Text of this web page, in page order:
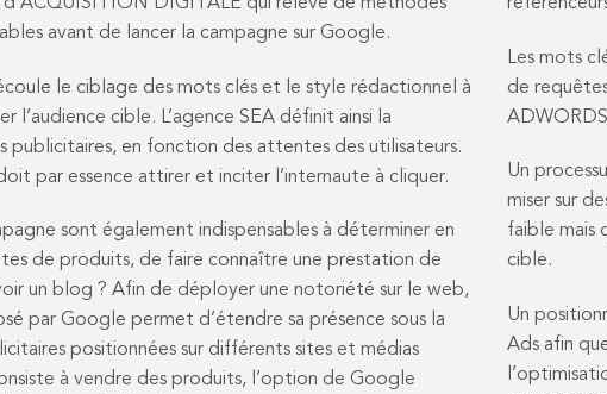
avant de lancer la campagne sur Google.
le ciblage des mots clés et le style rédactionnel à
l’audience cible. L’agence SEA définit ainsi la
publicitaires, en fonction des attentes des utilisateurs.
par essence attirer et inciter l’internaute à cliquer.
sont également indispensables à déterminer en
de produits, de faire connaître une prestation de
un blog ? Afin de déployer une notoriété sur le web,
par Google permet d’étendre sa présence sous la
positionnées sur différents sites et médias
à vendre des produits, l’option de Google
Les mots
de
Un
miser sur
faible mais
cible.
Un
Ads afin